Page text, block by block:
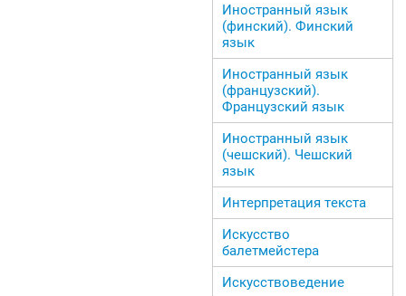
Иностранный язык
(финский). Финский
язык
Иностранный язык
(французский).
Французский язык
Иностранный язык
(чешский). Чешский
язык
Интерпретация текста
Искусство
балетмейстера
Искусствоведение